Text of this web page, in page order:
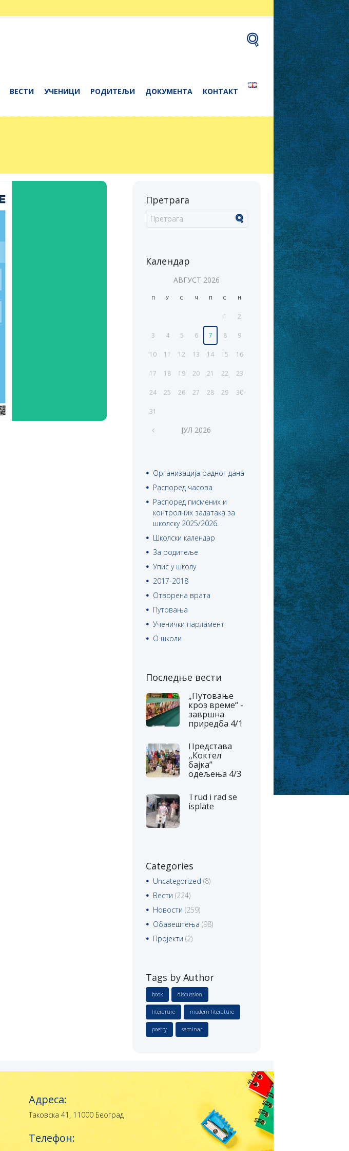
ВЕСТИ УЧЕНИЦИ РОДИТЕЉИ ДОКУМЕНТА КОНТАКТ
Претрага
Календар
АВГУСТ 2026
П У С Ч П С Н
1 2
3 4 5 6 7 8 9
10 11 12 13 14 15 16
17 18 19 20 21 22 23
24 25 26 27 28 29 30
31
ЈУЛ 2026
Организација радног дана
Распоред часова
Распоред писмених и
контролних задатака за
школску 2025/2026.
Школски календар
За родитеље
Упис у школу
2017-2018
Отворена врата
Путовања
Ученички парламент
О школи
Последње вести
„Путовање
кроз време“ -
завршна
приредба 4/1
Представа
,,Коктел
бајка’’
одељења 4/3
Trud i rad se
isplate
Categories
Uncategorized (8)
Вести (224)
Новости (259)
Обавештења (98)
Пројекти (2)
Tags by Author
book discussion
literarure modern literature
poetry seminar
Адреса:
Таковска 41, 11000 Београд
Телефон: